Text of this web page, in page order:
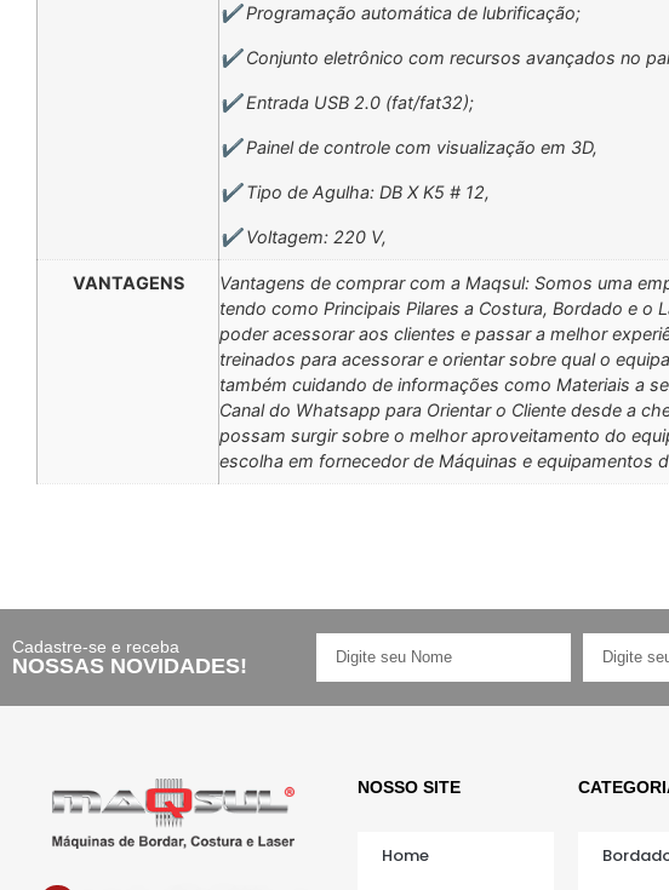
✔️ Programação automática de lubrificação;
✔️ Conjunto eletrônico com recursos avançados no
✔️ Entrada USB 2.0 (fat/fat32);
✔️ Painel de controle com visualização em 3D,
✔️ Tipo de Agulha: DB X K5 # 12,
✔️ Voltagem: 220 V,
VANTAGENS
Vantagens de comprar com a Maqsul: Somos uma
tendo como Principais Pilares a Costura, Bordado e o
poder acessorar aos clientes e passar a melhor
treinados para acessorar e orientar sobre qual o
também cuidando de informações como Materiais a
Canal do Whatsapp para Orientar o Cliente desde a
possam surgir sobre o melhor aproveitamento do
escolha em fornecedor de Máquinas e equipamentos
Cadastre-se e receba
NOSSAS NOVIDADES!
NOSSO SITE
Home